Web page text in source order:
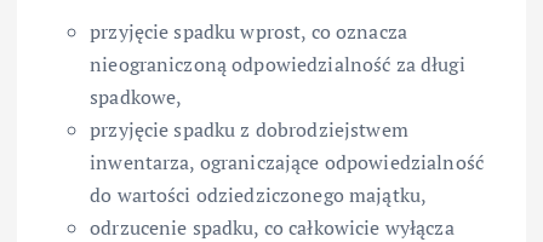
przyjęcie spadku wprost, co oznacza
nieograniczoną odpowiedzialność za długi
spadkowe,
przyjęcie spadku z dobrodziejstwem
inwentarza, ograniczające odpowiedzialność
do wartości odziedziczonego majątku,
odrzucenie spadku, co całkowicie wyłącza